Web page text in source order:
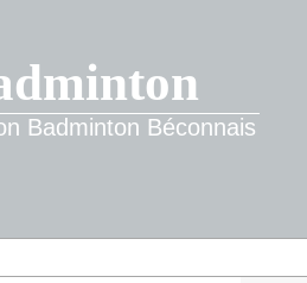
Badminton Béconnais